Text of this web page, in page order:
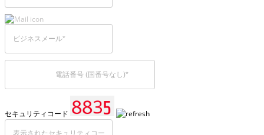
セキュリティコード